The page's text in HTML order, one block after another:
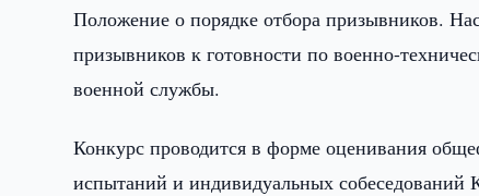
Положение о порядке отбора призывников.
призывников к готовности по военно-
военной службы.
Конкурс проводится в форме оценивания
испытаний и индивидуальных